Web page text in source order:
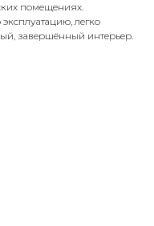
помещениях.
легко
завершённый интерьер.